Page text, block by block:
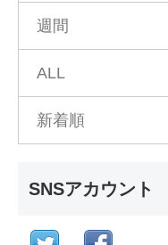
週間
ALL
新着順
SNSアカウント